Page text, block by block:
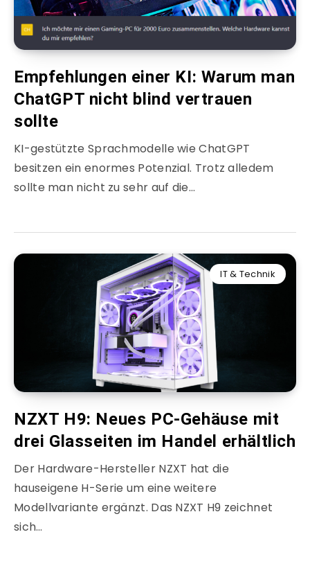
Empfehlungen einer KI: Warum man
ChatGPT nicht blind vertrauen
sollte
KI-gestützte Sprachmodelle wie ChatGPT
besitzen ein enormes Potenzial. Trotz alledem
sollte man nicht zu sehr auf die…
IT & Technik
NZXT H9: Neues PC-Gehäuse mit
drei Glasseiten im Handel erhältlich
Der Hardware-Hersteller NZXT hat die
hauseigene H-Serie um eine weitere
Modellvariante ergänzt. Das NZXT H9 zeichnet
sich…